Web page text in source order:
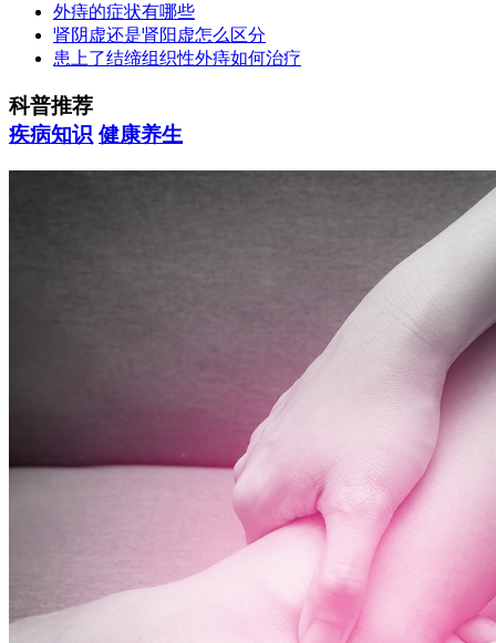
外痔的症状有哪些
肾阴虚还是肾阳虚怎么区分
患上了结缔组织性外痔如何治疗
科普推荐
疾病知识 健康养生